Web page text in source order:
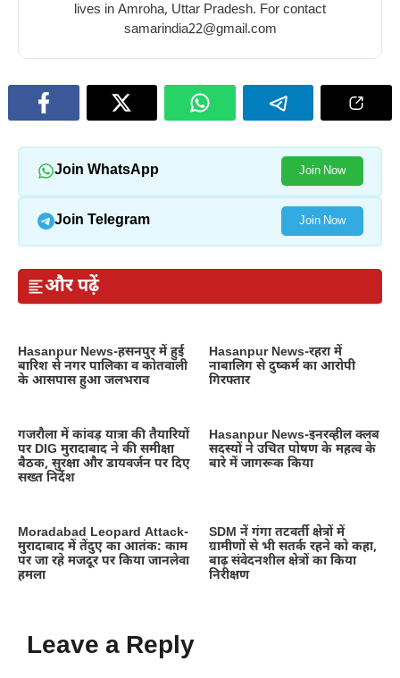
lives in Amroha, Uttar Pradesh. For contact
samarindia22@gmail.com
Join WhatsApp Join Now
Join Telegram Join Now
और पढ़ें
Hasanpur News-हसनपुर में हुई
बारिश से नगर पालिका व कोतवाली
के आसपास हुआ जलभराव
Hasanpur News-रहरा में
नाबालिग से दुष्कर्म का आरोपी
गिरफ्तार
गजरौला में कांवड़ यात्रा की तैयारियों
पर DIG मुरादाबाद ने की समीक्षा
बैठक, सुरक्षा और डायवर्जन पर दिए
सख्त निर्देश
Hasanpur News-इनरव्हील क्लब
सदस्यों ने उचित पोषण के महत्व के
बारे में जागरूक किया
Moradabad Leopard Attack-
मुरादाबाद में तेंदुए का आतंक: काम
पर जा रहे मजदूर पर किया जानलेवा
हमला
SDM नें गंगा तटवर्ती क्षेत्रों में
ग्रामीणों से भी सतर्क रहने को कहा,
बाढ़ संवेदनशील क्षेत्रों का किया
निरीक्षण
Leave a Reply